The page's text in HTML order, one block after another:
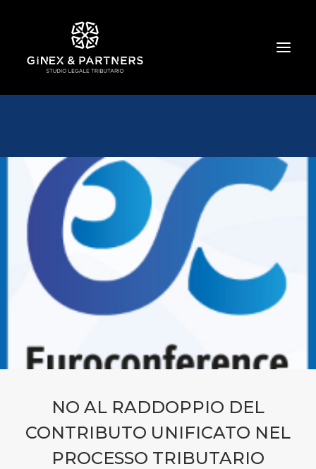
CHI SIAMO
TRIBUTARIO E PENALE TRIBUTARIO
GESTIONE E PROTEZIONE DEL PATRIMONIO
SOCIETARIO E CONTRATTUALISTICA
COMMERCIO INTERNAZIONALE
BANCARIO E FINANZIARIO
NEWS ED EVENTI
NO AL RADDOPPIO DEL
CONTRIBUTO UNIFICATO NEL
PROCESSO TRIBUTARIO